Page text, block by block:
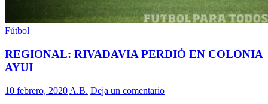
Fútbol
REGIONAL: RIVADAVIA PERDIÓ EN COLONIA
AYUI
10 febrero, 2020 A.B. Deja un comentario